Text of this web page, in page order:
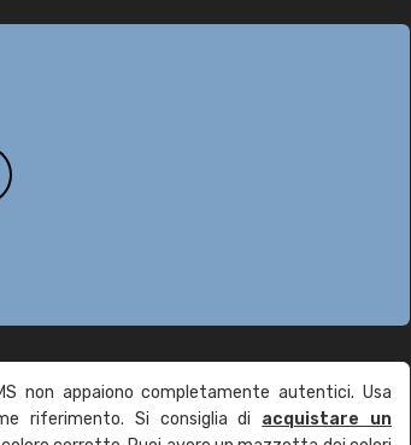
non appaiono completamente autentici. Usa
riferimento. Si consiglia di acquistare un